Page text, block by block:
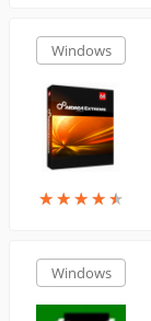
Windows
★★★★★
★★★★★
Windows